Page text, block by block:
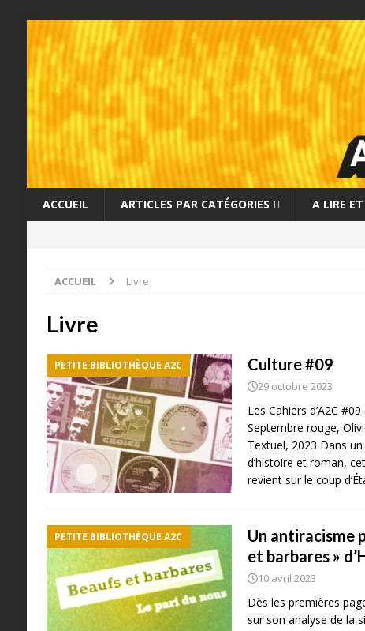
ACCUEIL ARTICLES PAR CATÉGORIES A LIRE
ACCUEIL Livre
Livre
PETITE BIBLIOTHÈQUE A2C Culture #09
29 octobre 2023
Les Cahiers d’A2C
Septembre rouge,
Textuel, 2023 Dans
d’histoire et roman,
revient sur le coup
PETITE BIBLIOTHÈQUE A2C
Un antiracisme
et barbares »
10 avril 2023
Dès les premières
sur son analyse de la